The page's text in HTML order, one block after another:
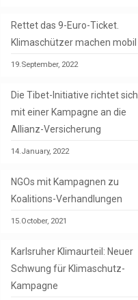
Rettet das 9-Euro-Ticket.
Klimaschützer machen mobil
19.September, 2022
Die Tibet-Initiative richtet sich
mit einer Kampagne an die
Allianz-Versicherung
14.January, 2022
NGOs mit Kampagnen zu
Koalitions-Verhandlungen
15.October, 2021
Karlsruher Klimaurteil: Neuer
Schwung für Klimaschutz-
Kampagne